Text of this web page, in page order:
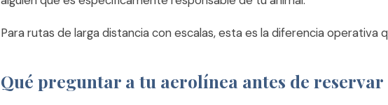
Para rutas de larga distancia con escalas, esta es la diferencia operativa
Qué preguntar a tu aerolínea antes de reservar